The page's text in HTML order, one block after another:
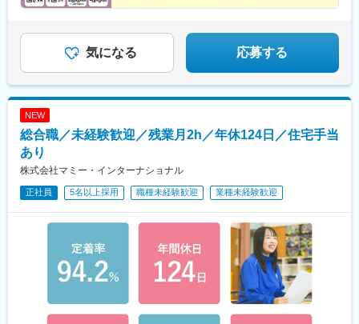
気になる 応募する
NEW
総合職／未経験歓迎／残業月2h／年休124日／住宅手当
あり
株式会社マミー・インターナショナル
正社員 5名以上採用 職種未経験歓迎 業種未経験歓迎